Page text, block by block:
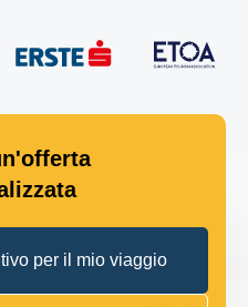
per il mio viaggio